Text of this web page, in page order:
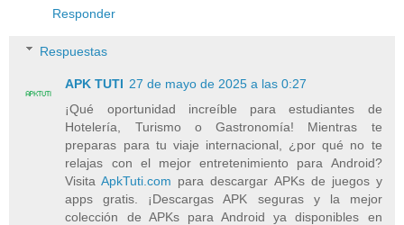
Responder
Respuestas
APK TUTI 27 de mayo de 2025 a las 0:27
¡Qué oportunidad increíble para estudiantes de
Hotelería, Turismo o Gastronomía! Mientras te
preparas para tu viaje internacional, ¿por qué no te
relajas con el mejor entretenimiento para Android?
VisitaApkTuti.com para descargar APKs de juegos y
apps gratis. ¡Descargas APK seguras y la mejor
colección de APKs para Android ya disponibles en